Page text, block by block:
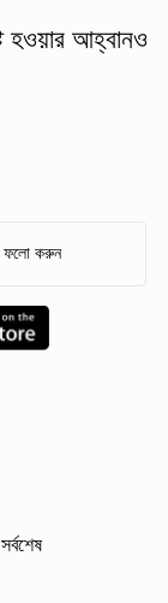
হওয়ার আহ্বানও
ফলো করুন
সর্বশেষ